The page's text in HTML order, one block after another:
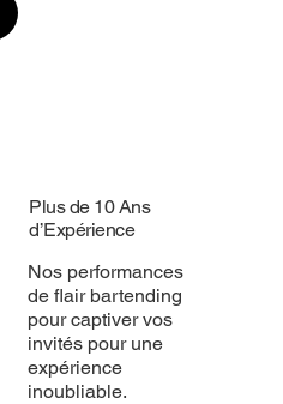
Plus de 10 Ans
d’Expérience
Nos performances
de flair bartending
pour captiver vos
invités pour une
expérience
inoubliable.